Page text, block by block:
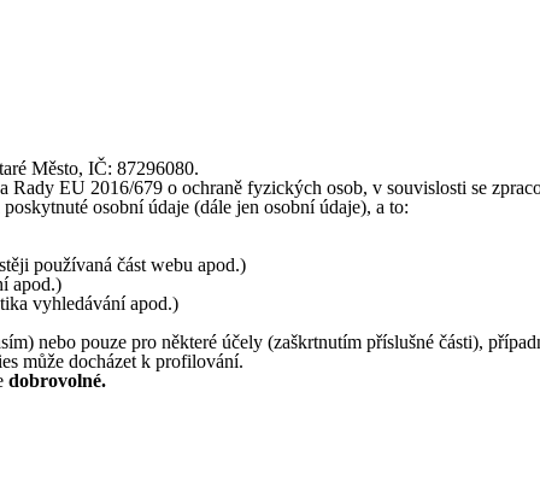
Město, IČ: 87296080.
EU 2016/679 o ochraně fyzických osob, v souvislosti se
osobní údaje (dále jen osobní údaje), a to:
používaná část webu apod.)
apod.)
vyhledávání apod.)
nebo pouze pro některé účely (zaškrtnutím příslušné části),
může docházet k profilování.
dobrovolné.